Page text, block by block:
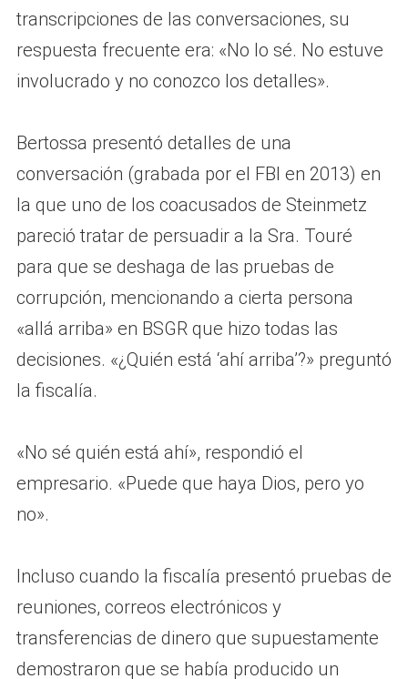
transcripciones de las conversaciones, su
respuesta frecuente era: «No lo sé. No estuve
involucrado y no conozco los detalles».
Bertossa presentó detalles de una
conversación (grabada por el FBI en 2013) en
la que uno de los coacusados ​​de Steinmetz
pareció tratar de persuadir a la Sra. Touré
para que se deshaga de las pruebas de
corrupción, mencionando a cierta persona
«allá arriba» en BSGR que hizo todas las
decisiones. «¿Quién está ‘ahí arriba’?» preguntó
la fiscalía.
«No sé quién está ahí», respondió el
empresario. «Puede que haya Dios, pero yo
no».
Incluso cuando la fiscalía presentó pruebas de
reuniones, correos electrónicos y
transferencias de dinero que supuestamente
demostraron que se había producido un